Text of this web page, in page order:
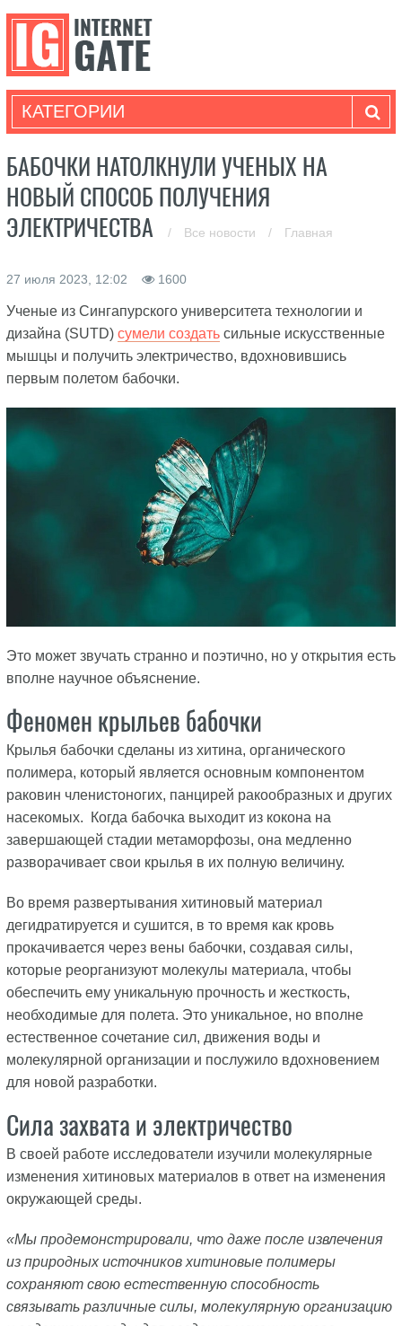
КАТЕГОРИИ
БАБОЧКИ НАТОЛКНУЛИ УЧЕНЫХ НА
НОВЫЙ СПОСОБ ПОЛУЧЕНИЯ
ЭЛЕКТРИЧЕСТВА
/ Все новости / Главная
27 июля 2023, 12:02 1600
Ученые из Сингапурского университета технологии и
дизайна (SUTD) сумели создатьсильные искусственные
мышцы и получить электричество, вдохновившись
первым полетом бабочки.
Это может звучать странно и поэтично, но у открытия есть
вполне научное объяснение.
Феномен крыльев бабочки
Крылья бабочки сделаны из хитина, органического
полимера, который является основным компонентом
раковин членистоногих, панцирей ракообразных и других
насекомых. Когда бабочка выходит из кокона на
завершающей стадии метаморфозы, она медленно
разворачивает свои крылья в их полную величину.
Во время развертывания хитиновый материал
дегидратируется и сушится, в то время как кровь
прокачивается через вены бабочки, создавая силы,
которые реорганизуют молекулы материала, чтобы
обеспечить ему уникальную прочность и жесткость,
необходимые для полета. Это уникальное, но вполне
естественное сочетание сил, движения воды и
молекулярной организации и послужило вдохновением
для новой разработки.
Сила захвата и электричество
В своей работе исследователи изучили молекулярные
изменения хитиновых материалов в ответ на изменения
окружающей среды.
«Мы продемонстрировали, что даже после извлечения
из природных источников хитиновые полимеры
сохраняют свою естественную способность
связывать различные силы, молекулярную организацию